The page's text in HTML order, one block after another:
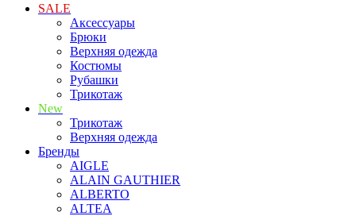
SALE
Аксессуары
Брюки
Верхняя одежда
Костюмы
Рубашки
Трикотаж
New
Трикотаж
Верхняя одежда
Бренды
AIGLE
ALAIN GAUTHIER
ALBERTO
ALTEA